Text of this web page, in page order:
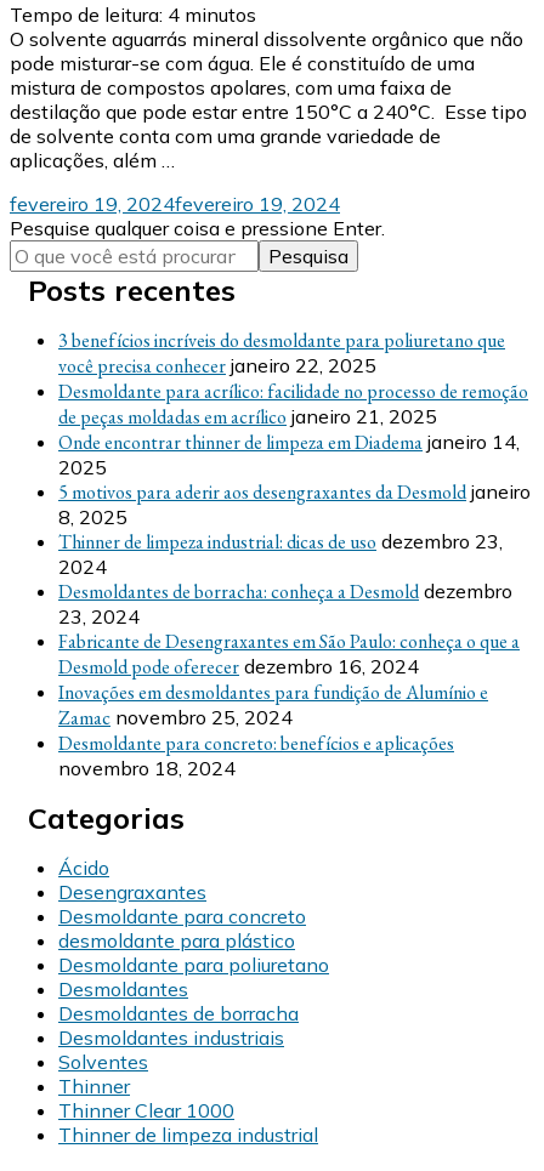
Tempo de leitura: 4 minutos
O solvente aguarrás mineral dissolvente orgânico que não
pode misturar-se com água. Ele é constituído de uma
mistura de compostos apolares, com uma faixa de
destilação que pode estar entre 150°C a 240°C. Esse tipo
de solvente conta com uma grande variedade de
aplicações, além …
fevereiro 19, 2024fevereiro 19, 2024
Procurando
algo?
Pesquise qualquer coisa e pressione Enter.
Posts recentes
3 benefícios incríveis do desmoldante para poliuretano que
você precisa conhecer janeiro 22, 2025
Desmoldante para acrílico: facilidade no processo de remoção
de peças moldadas em acrílico janeiro 21, 2025
Onde encontrar thinner de limpeza em Diadema janeiro 14,
2025
5 motivos para aderir aos desengraxantes da Desmold janeiro
8, 2025
Thinner de limpeza industrial: dicas de uso dezembro 23,
2024
Desmoldantes de borracha: conheça a Desmold dezembro
23, 2024
Fabricante de Desengraxantes em São Paulo: conheça o que a
Desmold pode oferecer dezembro 16, 2024
Inovações em desmoldantes para fundição de Alumínio e
Zamac novembro 25, 2024
Desmoldante para concreto: benefícios e aplicações
novembro 18, 2024
Categorias
Ácido
Desengraxantes
Desmoldante para concreto
desmoldante para plástico
Desmoldante para poliuretano
Desmoldantes
Desmoldantes de borracha
Desmoldantes industriais
Solventes
Thinner
Thinner Clear 1000
Thinner de limpeza industrial